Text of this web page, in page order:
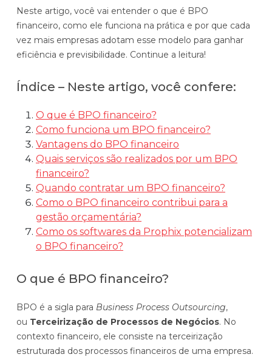
Automatize planejamento, fechamento e
Complexidade Alta
Empresas que faturam acima de R$200M por ano
Demonstração Gratuita
Neste artigo, você vai entender o que é BPO
financeiro, como ele funciona na prática e por que cada
vez mais empresas adotam esse modelo para ganhar
eficiência e previsibilidade. Continue a leitura!
Índice – Neste artigo, você confere:
O que é BPO financeiro?
Como funciona um BPO financeiro?
Vantagens do BPO financeiro
Quais serviços são realizados por um BPO
financeiro?
Quando contratar um BPO financeiro?
Como o BPO financeiro contribui para a
gestão orçamentária?
Como os softwares da Prophix potencializam
o BPO financeiro?
O que é BPO financeiro?
BPO é a sigla para Business Process Outsourcing,
ou Terceirização de Processos de Negócios. No
contexto financeiro, ele consiste na terceirização
estruturada dos processos financeiros de uma empresa.